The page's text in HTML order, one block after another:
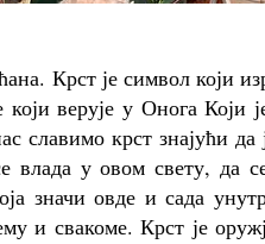
Крст је символ који
верује у Онога Који
славимо крст знајући да
влада у овом свету, да
значи овде и сада
и свакоме. Крст је